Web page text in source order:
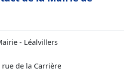
- Léalvillers
rue de la Carrière